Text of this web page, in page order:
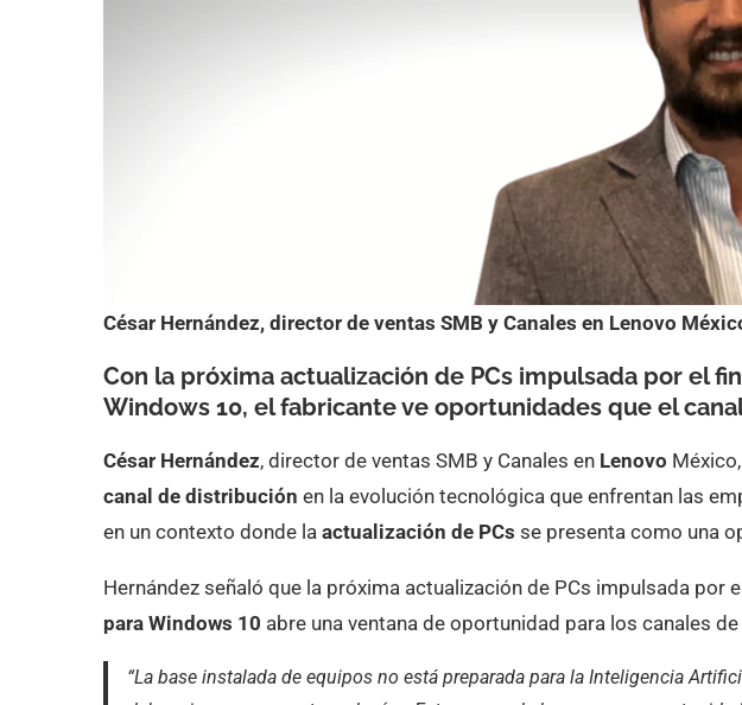
César Hernández, director de ventas SMB y Canales en Lenovo
Con la próxima actualización de PCs impulsada por el
Windows 10, el fabricante ve oportunidades que el
César Hernández, director de ventas SMB y Canales en Lenovo
canal de distribución en la evolución tecnológica que enfrentan las
en un contexto donde la actualización de PCs se presenta como una
Hernández señaló que la próxima actualización de PCs impulsada por el
para Windows 10 abre una ventana de oportunidad para los canales
“La base instalada de equipos no está preparada para la Inteligencia